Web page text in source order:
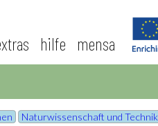
hilfe mensa
Naturwissenschaft und Technik